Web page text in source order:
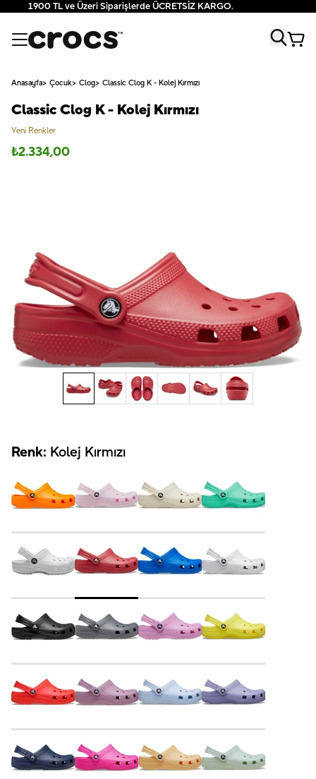
1900 TL ve Üzeri Siparişlerde ÜCRETSİZ KARGO.
Anasayfa Çocuk Clog Classic Clog K - Kolej Kırmızı
Classic Clog K - Kolej Kırmızı
Yeni Renkler
₺2.334,00
Renk: Kolej Kırmızı